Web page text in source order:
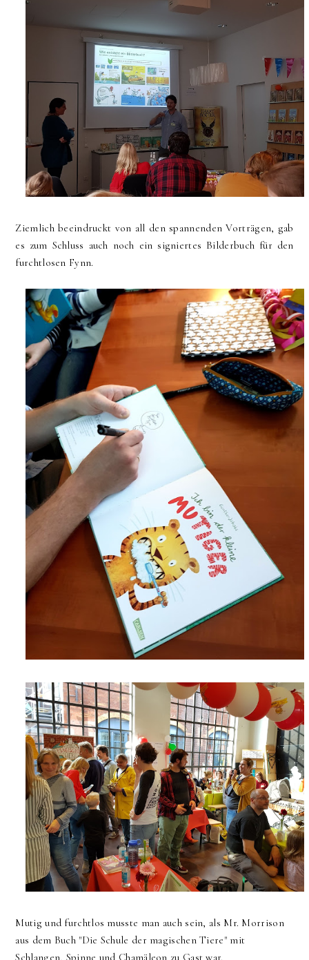
Ziemlich beeindruckt von all den spannenden Vorträgen, gab
es zum Schluss auch noch ein signiertes Bilderbuch für den
furchtlosen Fynn.
Mutig und furchtlos musste man auch sein, als Mr. Morrison
aus dem Buch "Die Schule der magischen Tiere" mit
Schlangen, Spinne und Chamäleon zu Gast war.